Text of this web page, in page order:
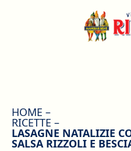
HOME
RICETTE
LASAGNE NATALIZIE
SALSA RIZZOLI E